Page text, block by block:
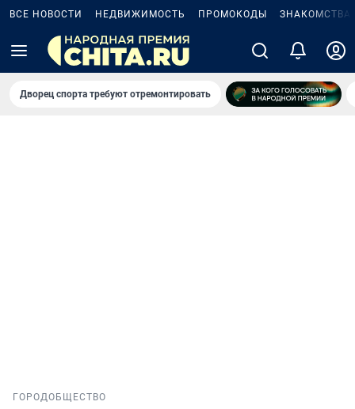
ВСЕ НОВОСТИ НЕДВИЖИМОСТЬ ПРОМОКОДЫ ЗНАКОМСТВА
Дворец спорта требуют отремонтировать
ГОРОДОБЩЕСТВО